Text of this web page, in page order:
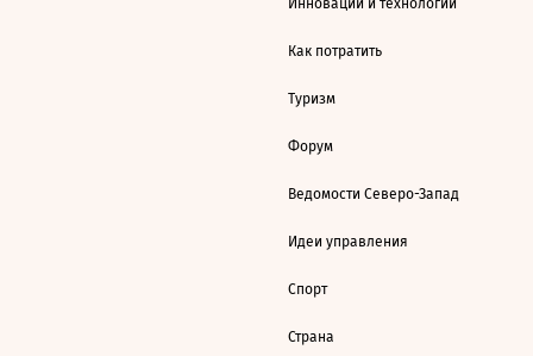
Инновации и технологии
Как потратить
Туризм
Форум
Ведомости Северо-Запад
Идеи управления
Спорт
Страна